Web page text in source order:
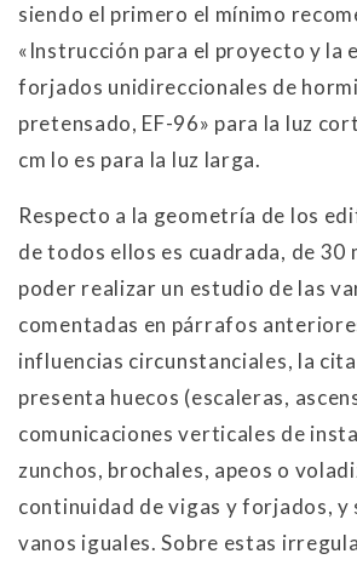
siendo el primero el mínimo
«Instrucción para el proyecto y la
forjados unidireccionales de
pretensado, EF-96» para la luz
cm lo es para la luz larga.
Respecto a la geometría de los
de todos ellos es cuadrada, de 30
poder realizar un estudio de las
comentadas en párrafos
influencias circunstanciales, la
presenta huecos (escaleras,
comunicaciones verticales de
zunchos, brochales, apeos o
continuidad de vigas y forjados, y
vanos iguales. Sobre estas